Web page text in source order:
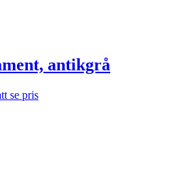
antikgrå
se pris